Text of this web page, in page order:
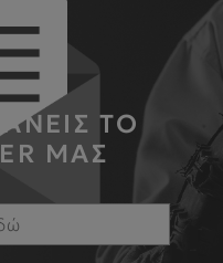
ΤΟ
ΜΑΣ